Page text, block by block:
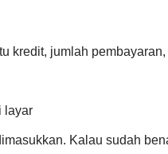
kredit, jumlah
layar
Kalau sudah